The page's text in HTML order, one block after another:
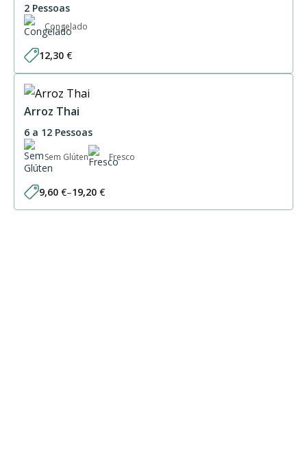
2 Pessoas
Congelado
12,30 €
Arroz Thai
6 a 12 Pessoas
Sem Glúten Fresco
9,60 €–19,20 €
Price
range: